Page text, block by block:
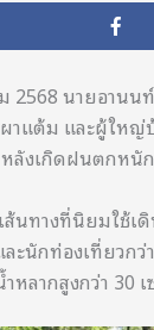
2568 นายอานน
าแต้ม และผู้ใหญ่
ลังเกิดฝนตกหนั
นทางที่นิยมใช้เ
ะนักท่องเที่ยวกว่
ำหลากสูงกว่า